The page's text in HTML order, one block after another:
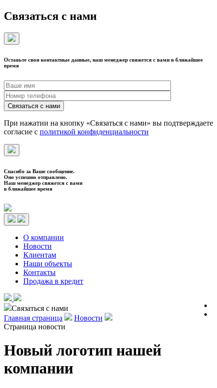
Связаться с нами
Оставьте свои контактные данные, наш менеджер свяжется с вами в ближайшее
время
При нажатии на кнопку «Связаться с нами» вы подтверждаете
согласие с политикой конфиденциальности
Спасибо за Ваше сообщение.
Оно успешно отправлено.
Наш менеджер свяжется с вами
в ближайшее время
О компании
Новости
Клиентам
Наши объекты
Контакты
Продажа в кредит
Связаться с нами
Главная страница
Новости
Страница новости
Новый логотип нашей
компании